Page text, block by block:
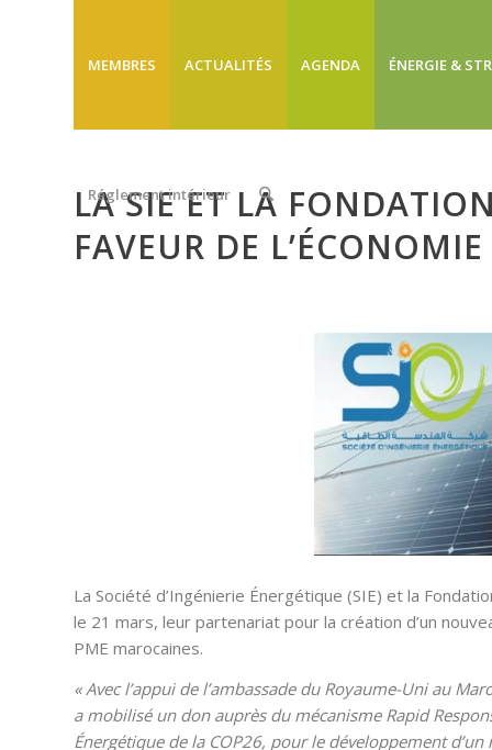
MEMBRES ACTUALITÉS AGENDA ÉNERGIE &
Réglement intérieur
LA SIE ET LA
FAVEUR DE L’ÉCONOMIE
La Société d’Ingénierie Énergétique (SIE) et la
le 21 mars, leur partenariat pour la création d’un
PME marocaines.
« Avec l’appui de l’ambassade du Royaume-Uni au
a mobilisé un don auprès du mécanisme Rapid
Énergétique de la COP26, pour le développement